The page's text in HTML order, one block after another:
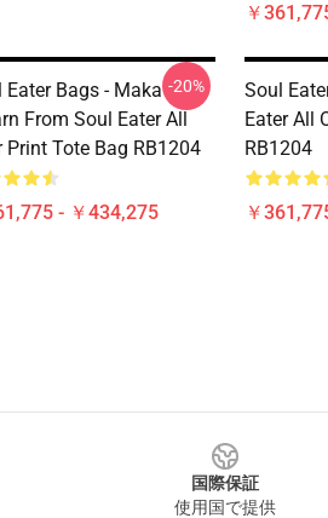
￥
Eater Bags - Maka
From Soul Eater All
Print Tote Bag RB1204
- ￥434,275
-20%
Soul
Eater All
RB1204
￥
国際保証
使用国で提供